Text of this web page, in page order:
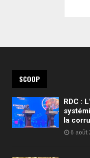
SCOOP
RDC :
la
6 août